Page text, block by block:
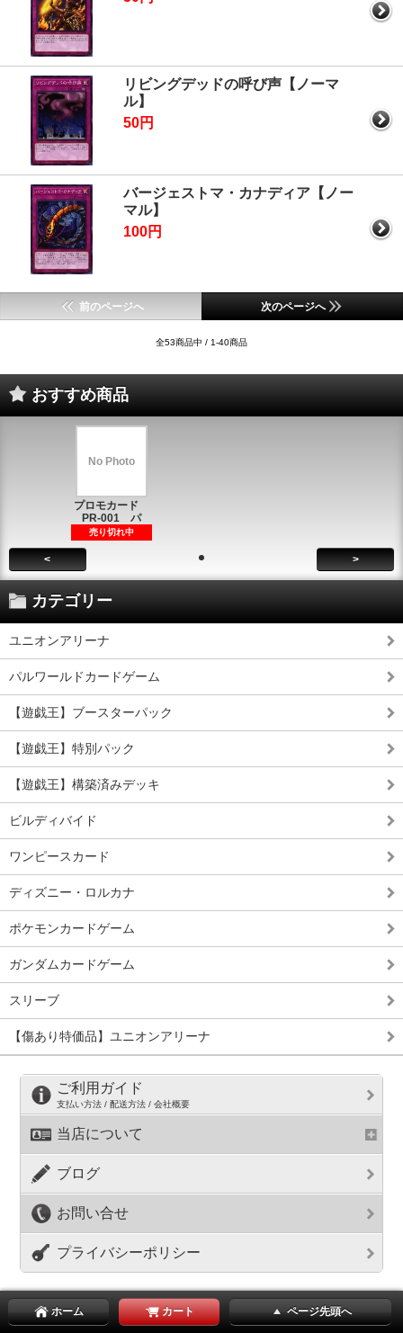
リビングデッドの呼び声【ノーマ
ル】
50円
バージェストマ・カナディア【ノー
マル】
100円
前のページへ 次のページへ
全53商品中 / 1-40商品
おすすめ商品
No Photo
プロモカード
PR-001 パ
売り切れ中
< >
カテゴリー
ユニオンアリーナ
パルワールドカードゲーム
【遊戯王】ブースターパック
【遊戯王】特別パック
【遊戯王】構築済みデッキ
ビルディバイド
ワンピースカード
ディズニー・ロルカナ
ポケモンカードゲーム
ガンダムカードゲーム
スリーブ
【傷あり特価品】ユニオンアリーナ
ご利用ガイド
支払い方法 / 配送方法 / 会社概要
当店について
ブログ
お問い合せ
プライバシーポリシー
ホーム カート ページ先頭へ